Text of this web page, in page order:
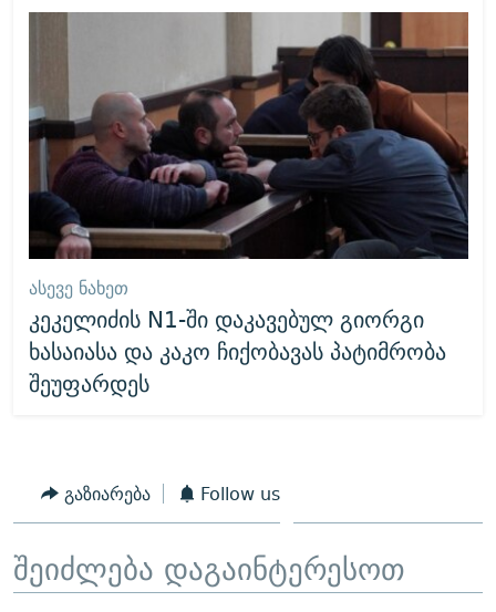
ᲐᲡᲔᲕᲔ ᲜᲐᲮᲔᲗ
კეკელიძის N1-ში დაკავებულ გიორგი
ხასაიასა და კაკო ჩიქობავას პატიმრობა
შეუფარდეს
გაზიარება Follow us
შეიძლება დაგაინტერესოთ